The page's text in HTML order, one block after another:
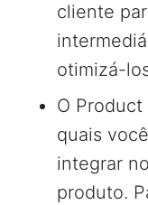
cliente
otimizá-
O
quais
integrar
produto.